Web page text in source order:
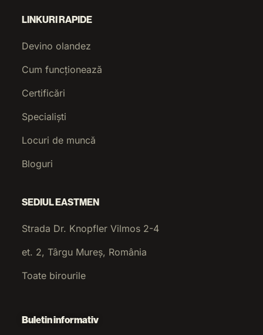
LINKURI RAPIDE
Devino olandez
Cum funcționează
Certificări
Specialiști
Locuri de muncă
Bloguri
SEDIUL EASTMEN
Strada Dr. Knopfler Vilmos 2-4
et. 2, Târgu Mureș, România
Toate birourile
Buletin informativ